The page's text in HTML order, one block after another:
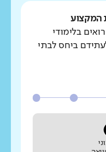
המקצוע
בלימודי
ביחס לבתי